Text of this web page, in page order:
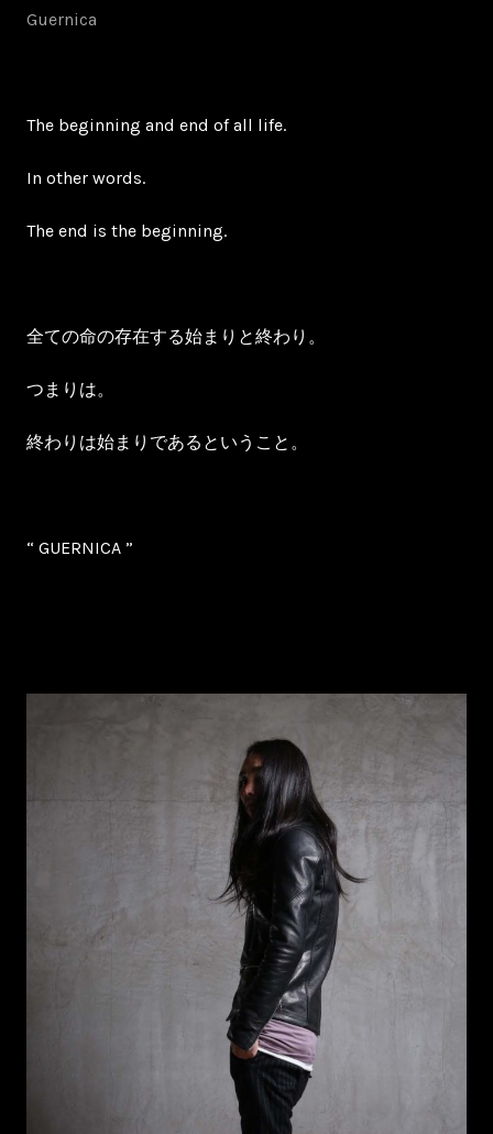
Guernica
The beginning and end of all life.
In other words.
The end is the beginning.
全ての命の存在する始まりと終わり。
つまりは。
終わりは始まりであるということ。
“ GUERNICA ”